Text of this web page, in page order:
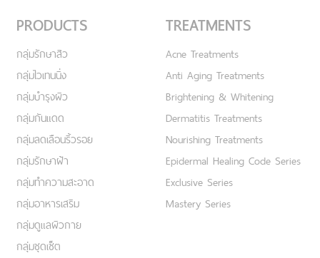
PRODUCTS
กลุ่มรักษาสิว
กลุ่มไวเทนนิ่ง
กลุ่มบำรุงผิว
กลุ่มกันแดด
กลุ่มลดเลือนริ้วรอย
กลุ่มรักษาฝ้า
กลุ่มทำความสะอาด
กลุ่มอาหารเสริม
กลุ่มดูแลผิวกาย
กลุ่มชุดเซ็ต
TREATMENTS
Acne Treatments
Anti Aging Treatments
Brightening & Whitening
Dermatitis Treatments
Nourishing Treatments
Epidermal Healing Code Series
Exclusive Series
Mastery Series